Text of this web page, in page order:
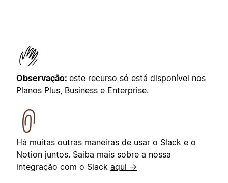
Observação: este recurso só está disponível nos
Planos Plus, Business e Enterprise.
Há muitas outras maneiras de usar o Slack e o
Notion juntos. Saiba mais sobre a nossa
integração com o Slack aqui →